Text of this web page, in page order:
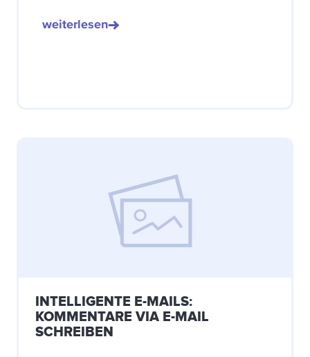
weiterlesen
INTELLIGENTE E-MAILS:
KOMMENTARE VIA E-MAIL
SCHREIBEN